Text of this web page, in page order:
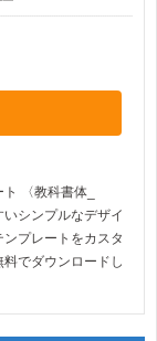
〈教科書体_
シンプルなデザイ
プレートをカスタ
でダウンロードし